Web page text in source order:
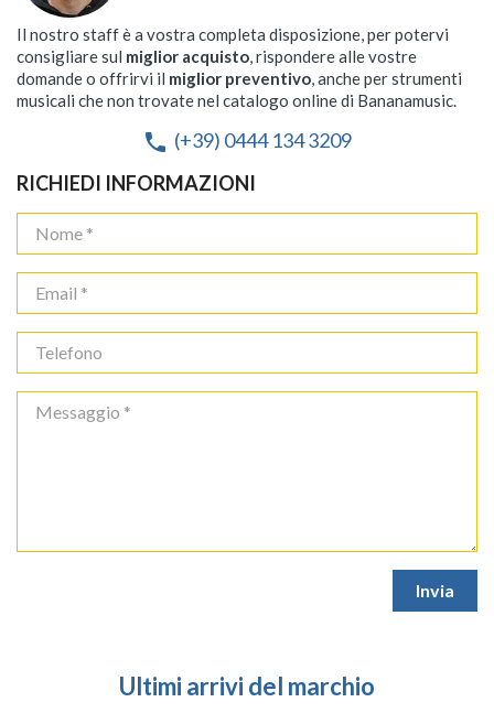
Il nostro staff è a vostra completa disposizione, per potervi
consigliare sul miglior acquisto , rispondere alle vostre
domande o offrirvi il miglior preventivo , anche per strumenti
musicali che non trovate nel catalogo online di Bananamusic.
phone (+39) 0444 134 3209
RICHIEDI INFORMAZIONI
Ultimi arrivi del marchio